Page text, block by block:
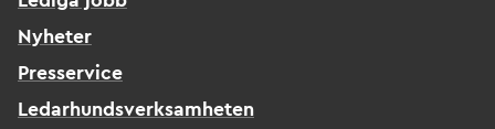
Nyheter
Presservice
Ledarhundsverksamheten